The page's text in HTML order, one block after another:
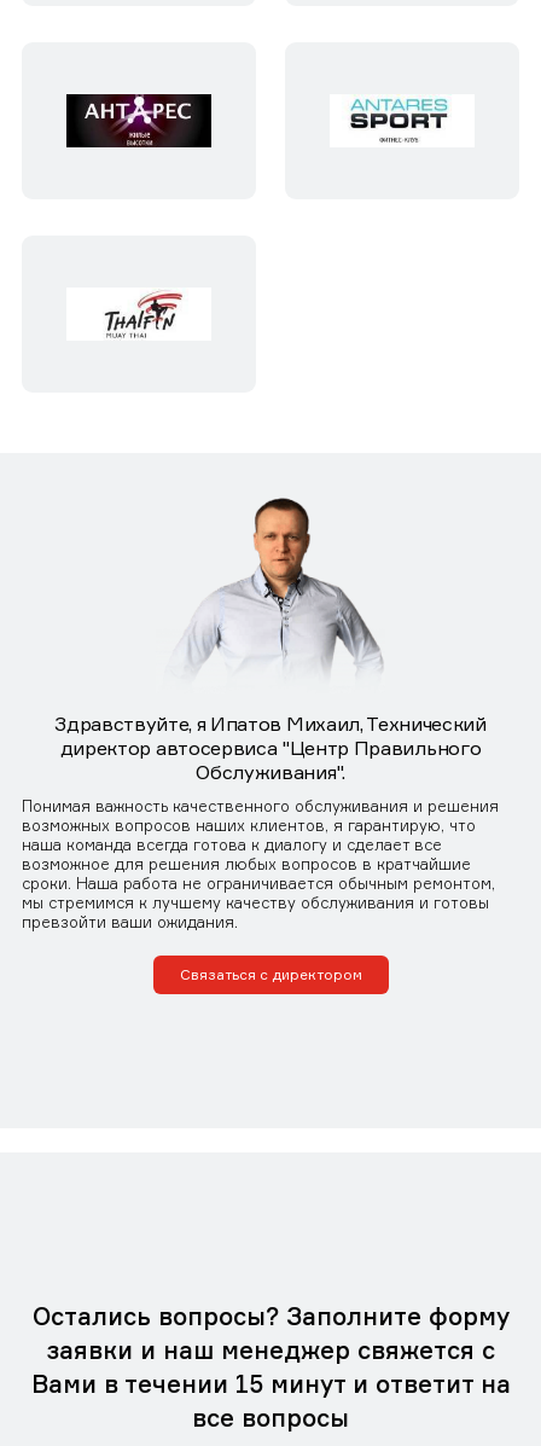
Здравствуйте, я Ипатов Михаил, Технический
директор автосервиса "Центр Правильного
Обслуживания".
Понимая важность качественного обслуживания и решения
возможных вопросов наших клиентов, я гарантирую, что
наша команда всегда готова к диалогу и сделает все
возможное для решения любых вопросов в кратчайшие
сроки. Наша работа не ограничивается обычным ремонтом,
мы стремимся к лучшему качеству обслуживания и готовы
превзойти ваши ожидания.
Связаться с директором
Остались вопросы? Заполните форму
заявки и наш менеджер свяжется с
Вами в течении 15 минут и ответит на
все вопросы